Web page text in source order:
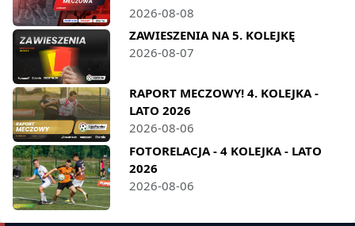
2026-08-08
ZAWIESZENIA NA 5. KOLEJKĘ
2026-08-07
RAPORT MECZOWY! 4. KOLEJKA -
LATO 2026
2026-08-06
FOTORELACJA - 4 KOLEJKA - LATO
2026
2026-08-06